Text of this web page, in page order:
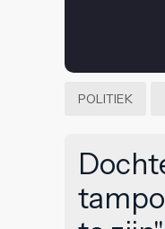
POLITIEK